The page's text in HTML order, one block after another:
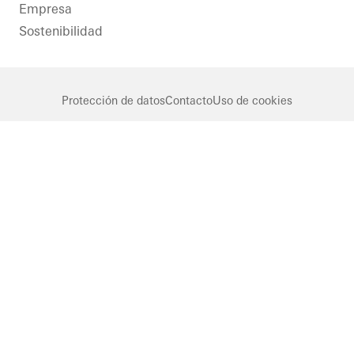
Empresa
Sostenibilidad
Protección de datosContactoUso de cookies